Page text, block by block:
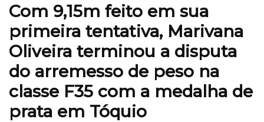
Com 9,15m feito em sua
primeira tentativa, Marivana
Oliveira terminou a disputa
do arremesso de peso na
classe F35 com a medalha de
prata em Tóquio